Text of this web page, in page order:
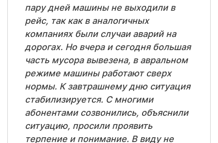
пару дней машины не выходили в
рейс, так как в аналогичных
компаниях были случаи аварий на
дорогах. Но вчера и сегодня большая
часть мусора вывезена, в авральном
режиме машины работают сверх
нормы. К завтрашнему дню ситуация
стабилизируется. С многими
абонентами созвонились, объяснили
ситуацию, просили проявить
терпение и понимание. В виду не